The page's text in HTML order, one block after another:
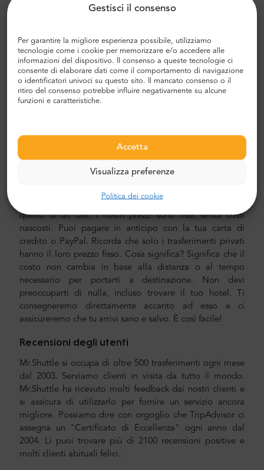
Gestisci il consenso
Per garantire la migliore esperienza possibile, utilizziamo
tecnologie come i cookie per memorizzare e/o accedere alle
informazioni del dispositivo. Il consenso a queste tecnologie ci
consente di elaborare dati come il comportamento di navigazione
o identificatori univoci su questo sito. Il mancato consenso o il
ritiro del consenso potrebbe influire negativamente su alcune
funzioni e caratteristiche.
Accetta
Visualizza preferenze
Politica dei cookie
modo, risparmierai un sacco di tempo poiché puoi
navigare in città e trovare la tua strada.
Trasferimento aeroporto e città
Alla ricerca di un trasferimento aeroportuale affidabile e
conveniente? Prenotane uno con Mr.Shuttle, una scelta di
è composto da piloti veterani esperti, che parlano
fluentemente in inglese.
Costo del trasferimento in aeroporto e città
quello di un taxi. I nostri prezzi sono fissi, senza costi
nascosti. Puoi pagare in anticipo con la tua carta di
credito o PayPal. Ricorda che solo i trasferimenti privati
hanno il loro prezzo fisso. Cosa significa? Significa che il
costo non cambia in base alla distanza o al tempo
necessario per portarti a destinazione. Non devi
preoccuparti di nulla, incluso trovare il tuo hotel. Ti
consegneremo direttamente accanto ad esso e ci
assicureremo che tu arrivi sano e salvo. È così facile!
Recensioni degli utenti
Mr.Shuttle si occupa di oltre 500 trasferimenti ogni mese
dal 2003. Serviamo clienti in visita da tutto il mondo.
Mr.Shuttle ha ricevuto molti feedback dai nostri clienti e
si assicura di utilizzarlo per fornire un servizio ancora
migliore. Possiamo dire con orgoglio che TripAdvisor ci
assegna un "Certificato di Eccellenza" ogni anno dal
2004. Lì puoi trovare più di 2100 recensioni positive e
molti clienti abituali felici.